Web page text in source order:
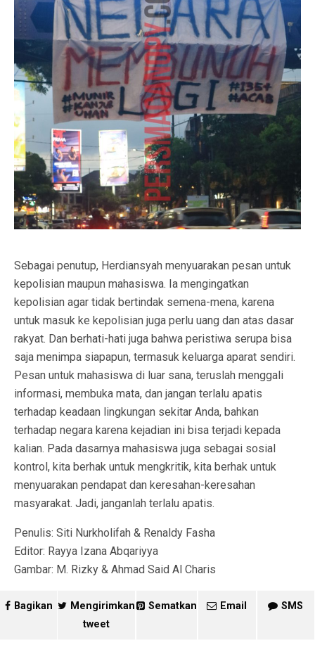
Sebagai penutup, Herdiansyah menyuarakan pesan untuk
kepolisian maupun mahasiswa. Ia mengingatkan
kepolisian agar tidak bertindak semena-mena, karena
untuk masuk ke kepolisian juga perlu uang dan atas dasar
rakyat. Dan berhati-hati juga bahwa peristiwa serupa bisa
saja menimpa siapapun, termasuk keluarga aparat sendiri.
Pesan untuk mahasiswa di luar sana, teruslah menggali
informasi, membuka mata, dan jangan terlalu apatis
terhadap keadaan lingkungan sekitar Anda, bahkan
terhadap negara karena kejadian ini bisa terjadi kepada
kalian. Pada dasarnya mahasiswa juga sebagai sosial
kontrol, kita berhak untuk mengkritik, kita berhak untuk
menyuarakan pendapat dan keresahan-keresahan
masyarakat. Jadi, janganlah terlalu apatis.
Penulis: Siti Nurkholifah & Renaldy Fasha
Editor: Rayya Izana Abqariyya
Gambar: M. Rizky & Ahmad Said Al Charis
Bagikan
Mengirimkan
tweet
Sematkan Email SMS